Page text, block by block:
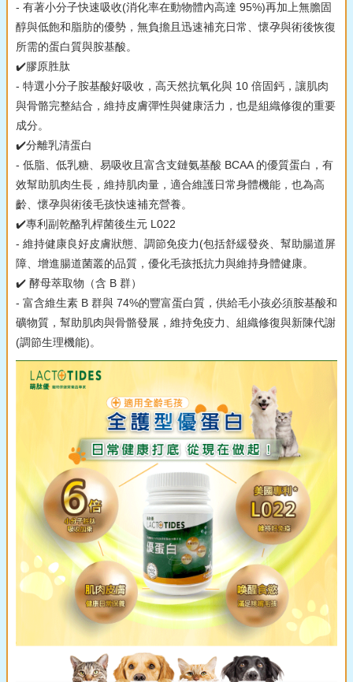
- 有著小分子快速吸收(消化率在動物體內高達 95%)再加上無膽固
醇與低飽和脂肪的優勢，無負擔且迅速補充日常、懷孕與術後恢復
所需的蛋白質與胺基酸。
✔️膠原胜肽
- 特選小分子胺基酸好吸收，高天然抗氧化與 10 倍固鈣，讓肌肉
與骨骼完整結合，維持皮膚彈性與健康活力，也是組織修復的重要
成分。
✔️分離乳清蛋白
- 低脂、低乳糖、易吸收且富含支鏈氨基酸 BCAA 的優質蛋白，有
效幫助肌肉生長，維持肌肉量，適合維護日常身體機能，也為高
齡、懷孕與術後毛孩快速補充營養。
✔️專利副乾酪乳桿菌後生元 L022
- 維持健康良好皮膚狀態、調節免疫力(包括舒緩發炎、幫助腸道屏
障、增進腸道菌叢的品質，優化毛孩抵抗力與維持身體健康。
✔️ 酵母萃取物（含 B 群）
- 富含維生素 B 群與 74%的豐富蛋白質，供給毛小孩必須胺基酸和
礦物質，幫助肌肉與骨骼發展，維持免疫力、組織修復與新陳代謝
(調節生理機能)。